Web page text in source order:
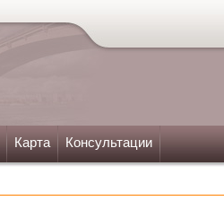
Карта Консультации